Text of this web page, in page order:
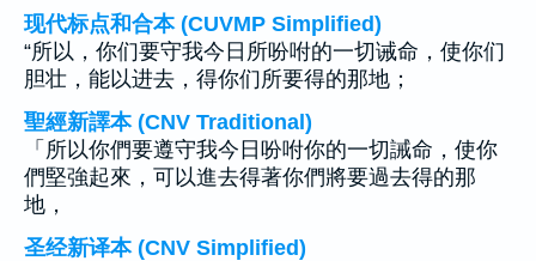
现代标点和合本 (CUVMP Simplified)
“所以，你们要守我今日所吩咐的一切诫命，使你们
胆壮，能以进去，得你们所要得的那地；
聖經新譯本 (CNV Traditional)
「所以你們要遵守我今日吩咐你的一切誡命，使你
們堅強起來，可以進去得著你們將要過去得的那
地，
圣经新译本 (CNV Simplified)